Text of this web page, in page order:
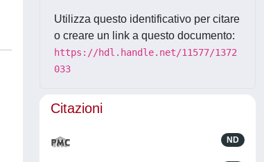
Utilizza questo identificativo per citare
o creare un link a questo documento:
https://hdl.handle.net/11577/1372
033
Citazioni
ND